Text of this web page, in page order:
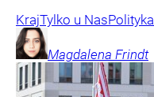
KrajTylko u NasPolityka
Magdalena Frindt